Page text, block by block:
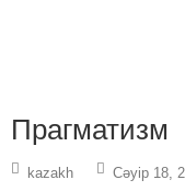
Прагматизм
kazakh Сәуір 18,